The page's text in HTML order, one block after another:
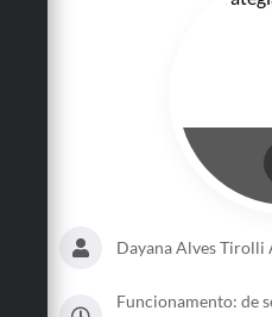
Dayana Alves Tirolli
Funcionamento: de